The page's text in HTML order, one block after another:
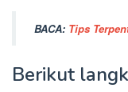
BACA: Tips
Berikut